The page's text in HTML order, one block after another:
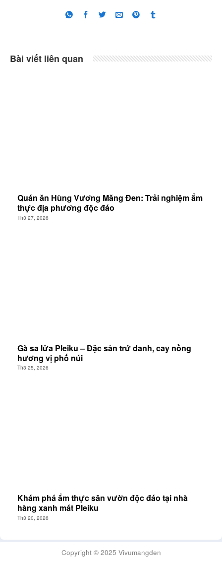
Bài viết liên quan
Quán ăn Hùng Vương Măng Đen: Trải nghiệm ẩm
thực địa phương độc đáo
Th3 27, 2026
Gà sa lửa Pleiku – Đặc sản trứ danh, cay nồng
hương vị phố núi
Th3 25, 2026
Khám phá ẩm thực sân vườn độc đáo tại nhà
hàng xanh mát Pleiku
Th3 20, 2026
Copyright © 2025 Vivumangden